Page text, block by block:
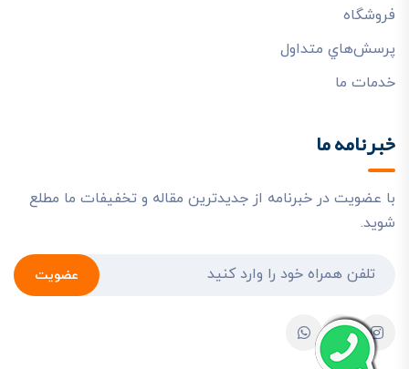
فروشگاه
پرسش‌هاي متداول
خدمات ما
خبرنامه ما
با عضویت در خبرنامه از جدیدترین مقاله و تخفیفات ما مطلع
شوید.
عضویت